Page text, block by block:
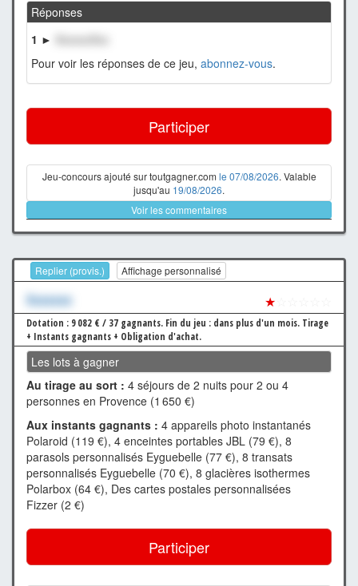
Réponses
1 ►
XxxxxxXxx
Pour voir les réponses de ce jeu, abonnez-vous.
Participer
Jeu-concours ajouté sur toutgagner.com le 07/08/2026. Valable
jusqu'au 19/08/2026.
Voir les commentaires
Replier (provis.) Affichage personnalisé
Xxxxxxx ★
Dotation : 9 082 € / 37 gagnants. Fin du jeu : dans plus d'un mois. Tirage
+ Instants gagnants + Obligation d'achat.
Les lots à gagner
Au tirage au sort : 4 séjours de 2 nuits pour 2 ou 4
personnes en Provence (1 650 €)
Aux instants gagnants : 4 appareils photo instantanés
Polaroid (119 €), 4 enceintes portables JBL (79 €), 8
parasols personnalisés Eyguebelle (77 €), 8 transats
personnalisés Eyguebelle (70 €), 8 glacières isothermes
Polarbox (64 €), Des cartes postales personnalisées
Fizzer (2 €)
Participer